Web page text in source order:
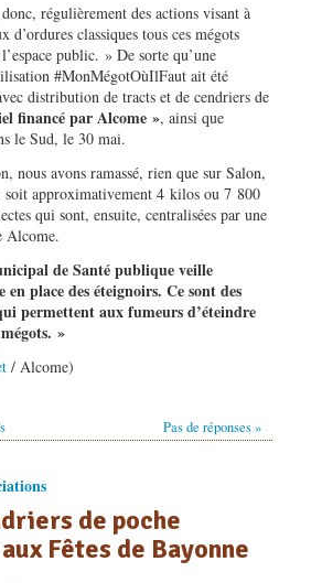
régulièrement des actions visant à
d’ordures classiques tous ces mégots
public. » De sorte qu’une
#MonMégotOùIlFaut ait été
distribution de tracts et de cendriers de
financé par Alcome », ainsi que
le Sud, le 30 mai.
nous avons ramassé, rien que sur Salon,
soit approximativement 4 kilos ou 7 800
qui sont, ensuite, centralisées par une
Alcome.
de Santé publique veille
place des éteignoirs. Ce sont des
permettent aux fumeurs d’éteindre
»
/ Alcome)
Pas de réponses »
de poche
Fêtes de Bayonne